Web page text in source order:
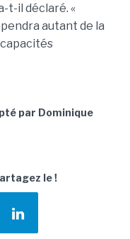
t-il déclaré. «
autant de la
par Dominique
le !